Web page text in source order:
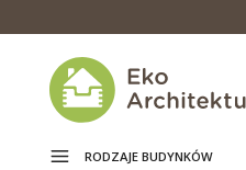
RODZAJE BUDYNKÓW